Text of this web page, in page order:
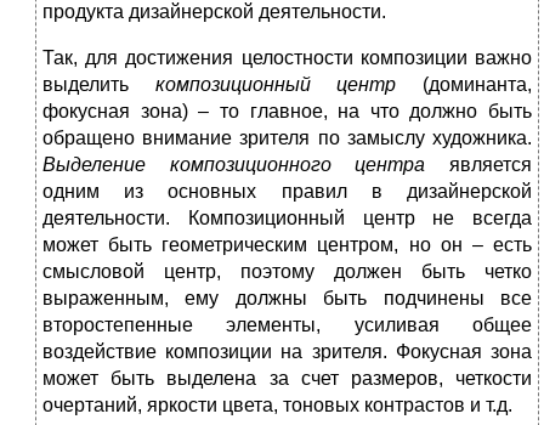
продукта дизайнерской деятельности.
Так, для достижения целостности композиции важно
выделить композиционный центр (доминанта,
фокусная зона) – то главное, на что должно быть
обращено внимание зрителя по замыслу художника.
Выделение композиционного центра является
одним из основных правил в дизайнерской
деятельности. Композиционный центр не всегда
может быть геометрическим центром, но он – есть
смысловой центр, поэтому должен быть четко
выраженным, ему должны быть подчинены все
второстепенные элементы, усиливая общее
воздействие композиции на зрителя. Фокусная зона
может быть выделена за счет размеров, четкости
очертаний, яркости цвета, тоновых контрастов и т.д.